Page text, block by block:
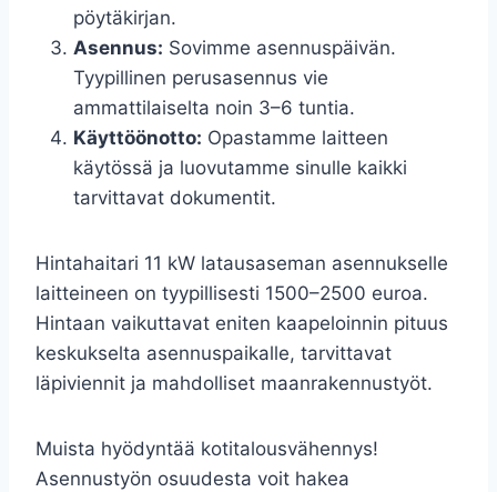
pöytäkirjan.
Asennus: Sovimme asennuspäivän.
Tyypillinen perusasennus vie
ammattilaiselta noin 3–6 tuntia.
Käyttöönotto: Opastamme laitteen
käytössä ja luovutamme sinulle kaikki
tarvittavat dokumentit.
Hintahaitari 11 kW latausaseman asennukselle
laitteineen on tyypillisesti 1500–2500 euroa.
Hintaan vaikuttavat eniten kaapeloinnin pituus
keskukselta asennuspaikalle, tarvittavat
läpiviennit ja mahdolliset maanrakennustyöt.
Muista hyödyntää kotitalousvähennys!
Asennustyön osuudesta voit hakea